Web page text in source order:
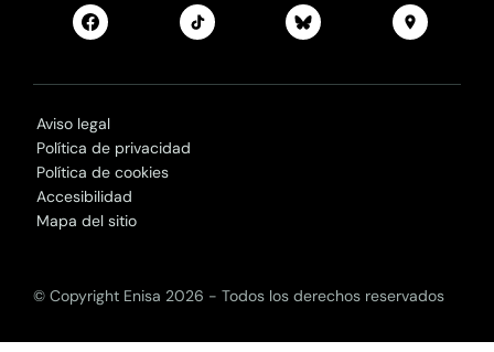
Aviso legal
Política de privacidad
Política de cookies
Accesibilidad
Mapa del sitio
© Copyright Enisa 2026 - Todos los derechos reservados